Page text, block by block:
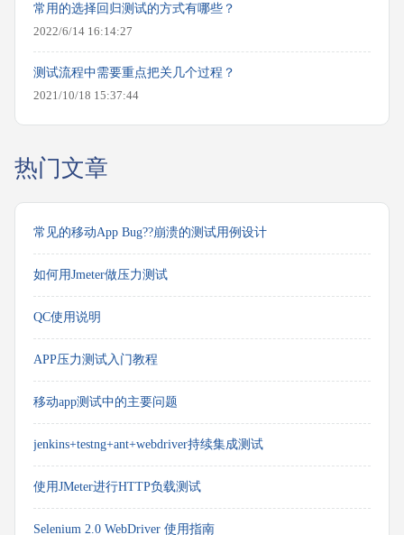
常用的选择回归测试的方式有哪些？
2022/6/14 16:14:27
测试流程中需要重点把关几个过程？
2021/10/18 15:37:44
热门文章
常见的移动App Bug??崩溃的测试用例设计
如何用Jmeter做压力测试
QC使用说明
APP压力测试入门教程
移动app测试中的主要问题
jenkins+testng+ant+webdriver持续集成测试
使用JMeter进行HTTP负载测试
Selenium 2.0 WebDriver 使用指南